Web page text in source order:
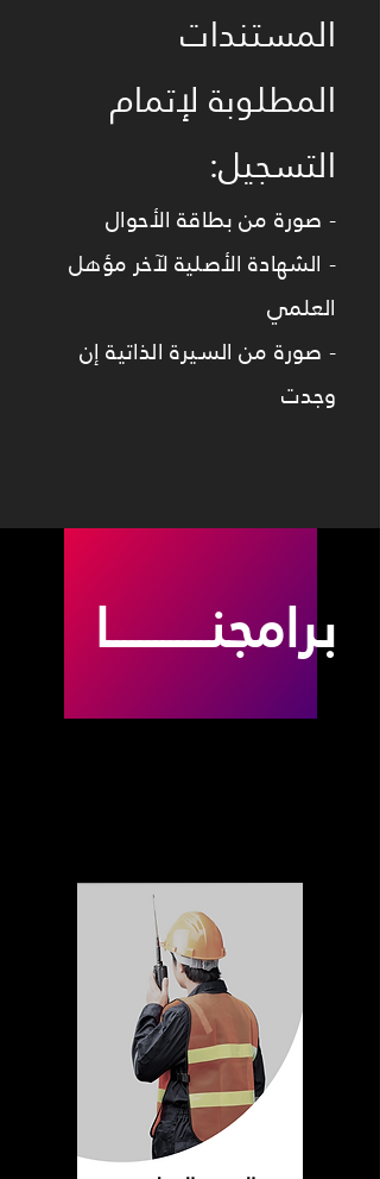
المستندات
المطلوبة لإتمام
التسجيل:
- صورة من بطاقة الأحوال
- الشهادة الأصلية لآخر مؤهل
العلمي
- صورة من السيرة الذاتية إن
وجدت
برامجنـــــــــــــا